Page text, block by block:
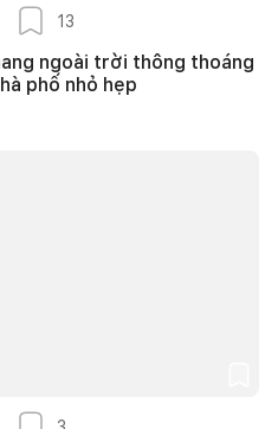
13
ngoài trời thông thoáng
phố nhỏ hẹp